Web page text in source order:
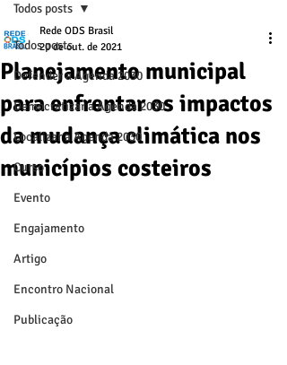
Todos posts
Defender a Agenda 2030
Democratizar a Agenda 2030
Localizar a Agenda 2030
Curso
Evento
Engajamento
Artigo
Encontro Nacional
Publicação
Todos posts
Planejamento municipal
para enfrentar os impactos
da mudança climática nos
municípios costeiros
Rede ODS Brasil
20 de out. de 2021